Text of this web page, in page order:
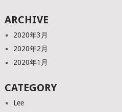
ARCHIVE
2020年3月
2020年2月
2020年1月
CATEGORY
Lee